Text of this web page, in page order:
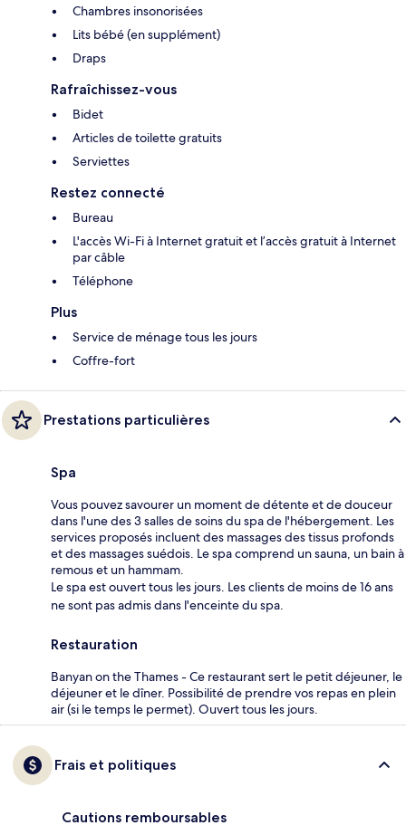
Chambres insonorisées
Lits bébé (en supplément)
Draps
Rafraîchissez-vous
Bidet
Articles de toilette gratuits
Serviettes
Restez connecté
Bureau
L'accès Wi-Fi à Internet gratuit et l’accès gratuit à Internet
par câble
Téléphone
Plus
Service de ménage tous les jours
Coffre-fort
Prestations particulières
Spa
Vous pouvez savourer un moment de détente et de douceur
dans l'une des 3 salles de soins du spa de l'hébergement. Les
services proposés incluent des massages des tissus profonds
et des massages suédois. Le spa comprend un sauna, un bain à
remous et un hammam.
Le spa est ouvert tous les jours. Les clients de moins de 16 ans
ne sont pas admis dans l'enceinte du spa.
Restauration
Banyan on the Thames - Ce restaurant sert le petit déjeuner, le
déjeuner et le dîner. Possibilité de prendre vos repas en plein
air (si le temps le permet). Ouvert tous les jours.
Frais et politiques
Cautions remboursables